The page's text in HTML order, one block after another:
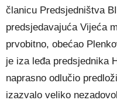
članicu Predsjedništva
predsjedavajuća Vijeća
prvobitno, obećao
je iza leđa predsjednika
naprasno odlučio
izazvalo veliko